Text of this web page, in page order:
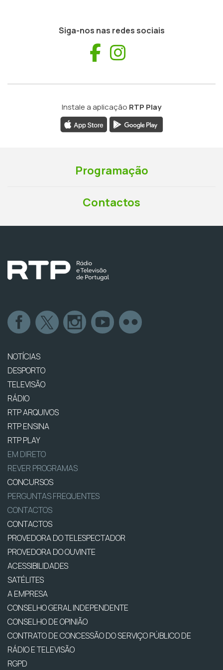
Siga-nos nas redes sociais
Facebook
Instale a aplicação RTP Play
Programação
Contactos
NOTÍCIAS
DESPORTO
TELEVISÃO
RÁDIO
RTP ARQUIVOS
RTP ENSINA
RTP PLAY
EM DIRETO
REVER PROGRAMAS
CONCURSOS
PERGUNTAS FREQUENTES
CONTACTOS
CONTACTOS
PROVEDORA DO TELESPECTADOR
PROVEDORA DO OUVINTE
ACESSIBILIDADES
SATÉLITES
A EMPRESA
CONSELHO GERAL INDEPENDENTE
CONSELHO DE OPINIÃO
CONTRATO DE CONCESSÃO DO SERVIÇO PÚBLICO DE
RÁDIO E TELEVISÃO
RGPD